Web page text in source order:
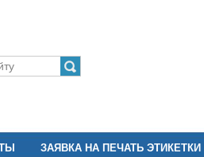
ЗАЯВКА НА ПЕЧАТЬ ЭТИКЕТКИ